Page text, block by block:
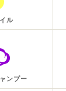
ル
ンプー